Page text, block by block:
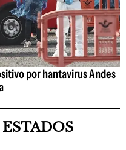
por hantavirus Andes